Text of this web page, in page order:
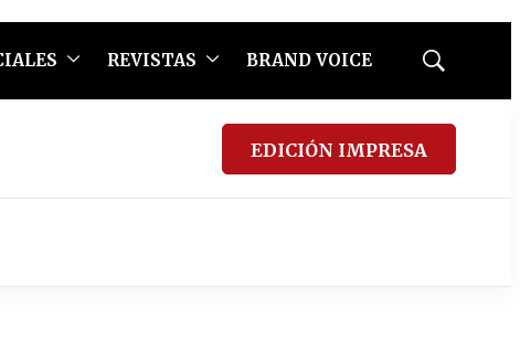
REVISTAS BRAND VOICE
Mostrar
EDICIÓN IMPRESA